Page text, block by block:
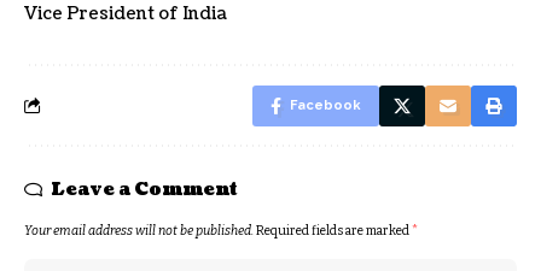
Vice President of India
Facebook
Leave a Comment
Your email address will not be published.Required fields are marked*